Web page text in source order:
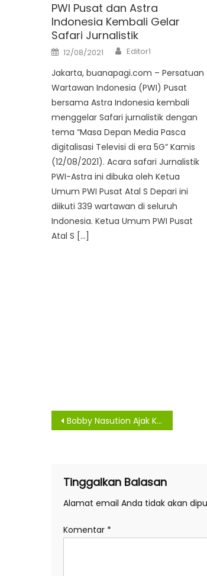
PWI Pusat dan Astra
Indonesia Kembali Gelar
Safari Jurnalistik
Posted
on
12/08/2021 Author
Editor1
Jakarta, buanapagi.com – Persatuan
Wartawan Indonesia (PWI) Pusat
bersama Astra Indonesia kembali
menggelar Safari jurnalistik dengan
tema “Masa Depan Media Pasca
digitalisasi Televisi di era 5G” Kamis
(12/08/2021). Acara safari Jurnalistik
PWI-Astra ini dibuka oleh Ketua
Umum PWI Pusat Atal S Depari ini
diikuti 339 wartawan di seluruh
Indonesia. Ketua Umum PWI Pusat
Atal S […]
Navigasi
Bobby Nasution Ajak Kolaborasi Total Berantas Narkoba, Siap Dukung Anggaran BNNP
Tinggalkan Balasan
Alamat email Anda tidak akan
Komentar *